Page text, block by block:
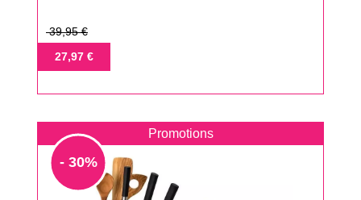
Prix
base
39,95 €
Prix27,97 €
Promotions
- 30%